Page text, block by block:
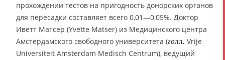
прохождении тестов на пригодность донорских органов
для пересадки составляет всего 0,01—0,05%. Доктор
Иветт Матсер (Yvette Matser) из Медицинского центра
Амстердамского свободного университета (голл. Vrije
Universiteit Amsterdam Medisch Centrum), ведущий